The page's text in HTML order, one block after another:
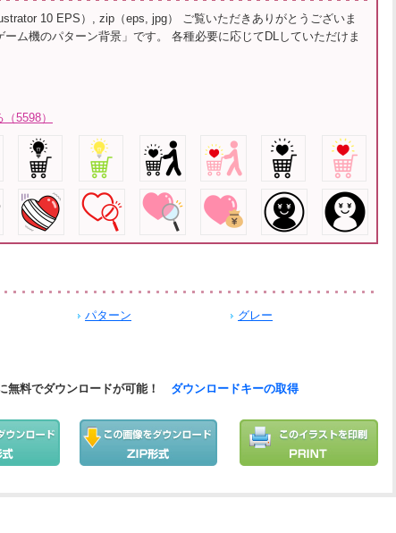
10 EPS）, zip（eps, jpg） ご覧いただきありがとうございま
ム機のパターン背景」です。 各種必要に応じてDLしていただけま
5598）
パターン
グレー
料でダウンロードが可能！ ダウンロードキーの取得